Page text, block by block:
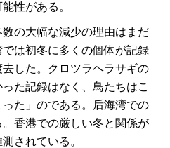
性がある。
の大幅な減少の理由はまだ
は初冬に多くの個体が記録
した。クロツラヘラサギの
た記録はなく、鳥たちはこ
た」のである。后海湾での
香港での厳しい冬と関係が
されている。